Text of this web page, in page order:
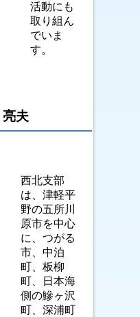
活動にも
取り組ん
でいま
す。
夫
西北支部
は、津軽平
野の五所川
原市を中心
に、つがる
市、中泊
町、板柳
町、日本海
側の鰺ヶ沢
町、深浦町